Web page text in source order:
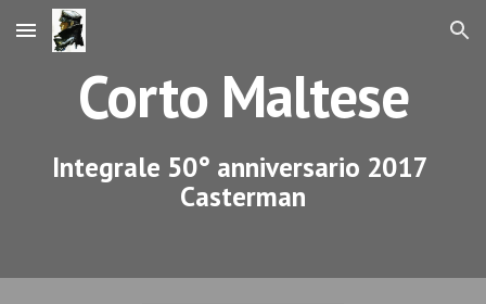
Skip to main content Skip to navigation
Corto Maltese
Integrale 50° anniversario 2017
Casterman